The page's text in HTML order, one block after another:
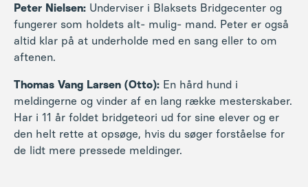
Peter Nielsen: Underviser i Blaksets Bridgecenter og
fungerer som holdets alt- mulig- mand. Peter er også
altid klar på at underholde med en sang eller to om
aftenen.
Thomas Vang Larsen (Otto): En hård hund i
meldingerne og vinder af en lang række mesterskaber.
Har i 11 år foldet bridgeteori ud for sine elever og er
den helt rette at opsøge, hvis du søger forståelse for
de lidt mere pressede meldinger.